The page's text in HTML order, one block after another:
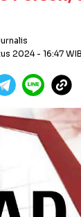
2024- 16:47 WIB